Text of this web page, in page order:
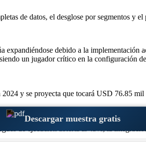
Descargar muestra gratis
de datos, el desglose por segmentos y
debido a la
un jugador crítico en la configuración
y se proyecta que tocará USD 76.85
conexiones de IoT en un 72%, la
de ejecución abierta al 43%, la